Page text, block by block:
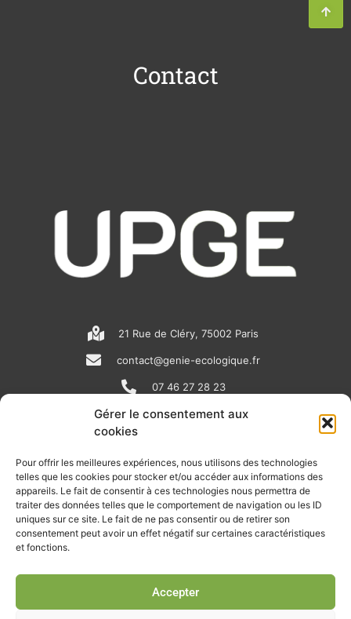
Gérer le consentement aux
cookies
Pour offrir les meilleures expériences, nous utilisons des technologies
telles que les cookies pour stocker et/ou accéder aux informations des
appareils. Le fait de consentir à ces technologies nous permettra de
traiter des données telles que le comportement de navigation ou les ID
uniques sur ce site. Le fait de ne pas consentir ou de retirer son
consentement peut avoir un effet négatif sur certaines caractéristiques
et fonctions.
Accepter
Contact
21 Rue de Cléry, 75002 Paris
contact@genie-ecologique.fr
07 46 27 28 23
N
e
w
s
p
p
e
i
n
k
e
i
n
o
u
t
u
e
RECEVOIR L'ACTU DE LA FILIÈRE
Retrouvez tous les mois les articles terrain de nos adhérents, les
rendez-vous importants de la filière, nos offres de stages et
Je m'abonne à la lettre d'info